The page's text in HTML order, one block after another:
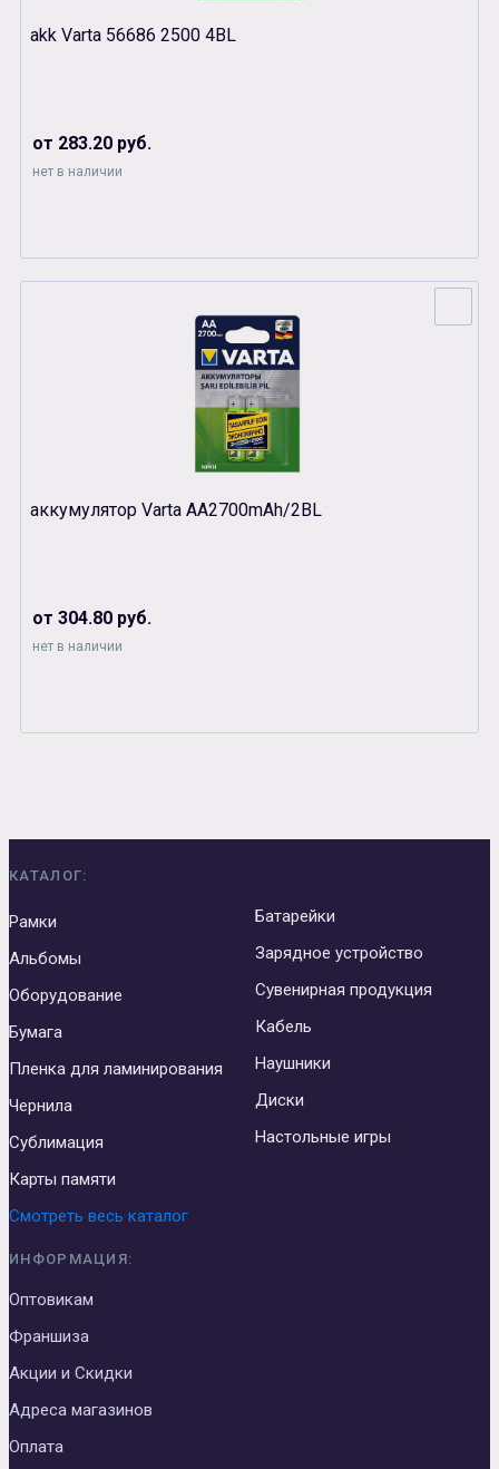
akk Varta 56686 2500 4BL
от 283.20 руб.
нет в наличии
аккумулятор Varta АА2700mAh/2BL
от 304.80 руб.
нет в наличии
КАТАЛОГ:
Рамки
Альбомы
Оборудование
Бумага
Пленка для ламинирования
Чернила
Сублимация
Карты памяти
Батарейки
Зарядное устройство
Сувенирная продукция
Кабель
Наушники
Диски
Настольные игры
Смотреть весь каталог
ИНФОРМАЦИЯ:
Оптовикам
Франшиза
Акции и Скидки
Адреса магазинов
Оплата